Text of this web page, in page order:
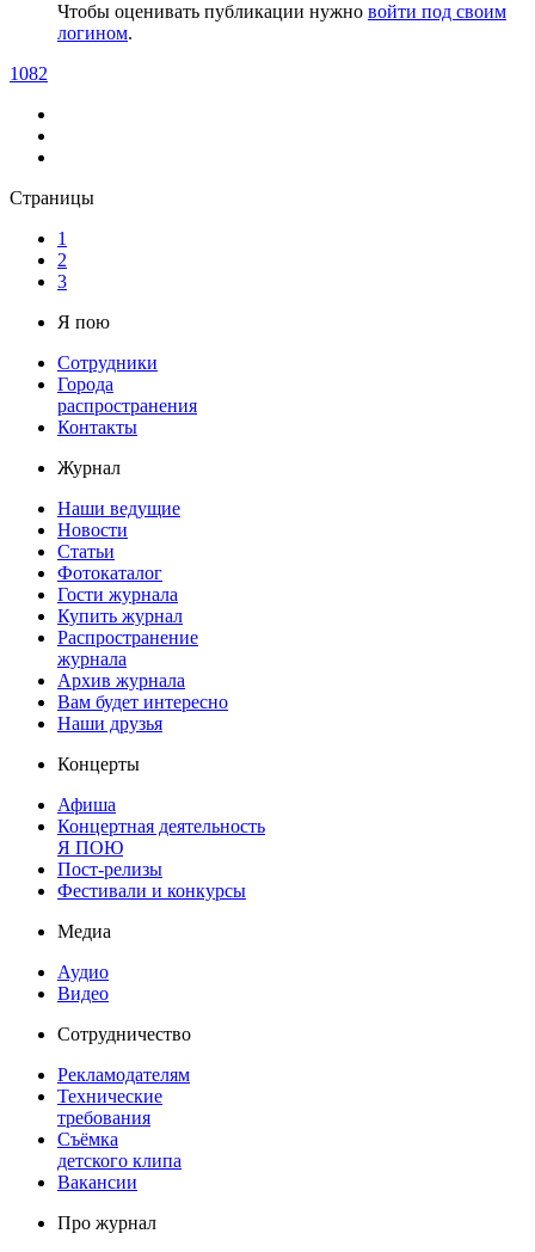
Чтобы оценивать публикации нужно войти под своим
логином.
1082
Страницы
1
2
3
Я пою
Сотрудники
Города
распространения
Контакты
Журнал
Наши ведущие
Новости
Статьи
Фотокаталог
Гости журнала
Купить журнал
Распространение
журнала
Архив журнала
Вам будет интересно
Наши друзья
Концерты
Афиша
Концертная деятельность
Я ПОЮ
Пост-релизы
Фестивали и конкурсы
Медиа
Аудио
Видео
Сотрудничество
Рекламодателям
Технические
требования
Съёмка
детского клипа
Вакансии
Про журнал